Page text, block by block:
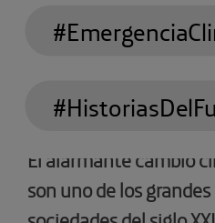
El alarmante cambio
son uno de los